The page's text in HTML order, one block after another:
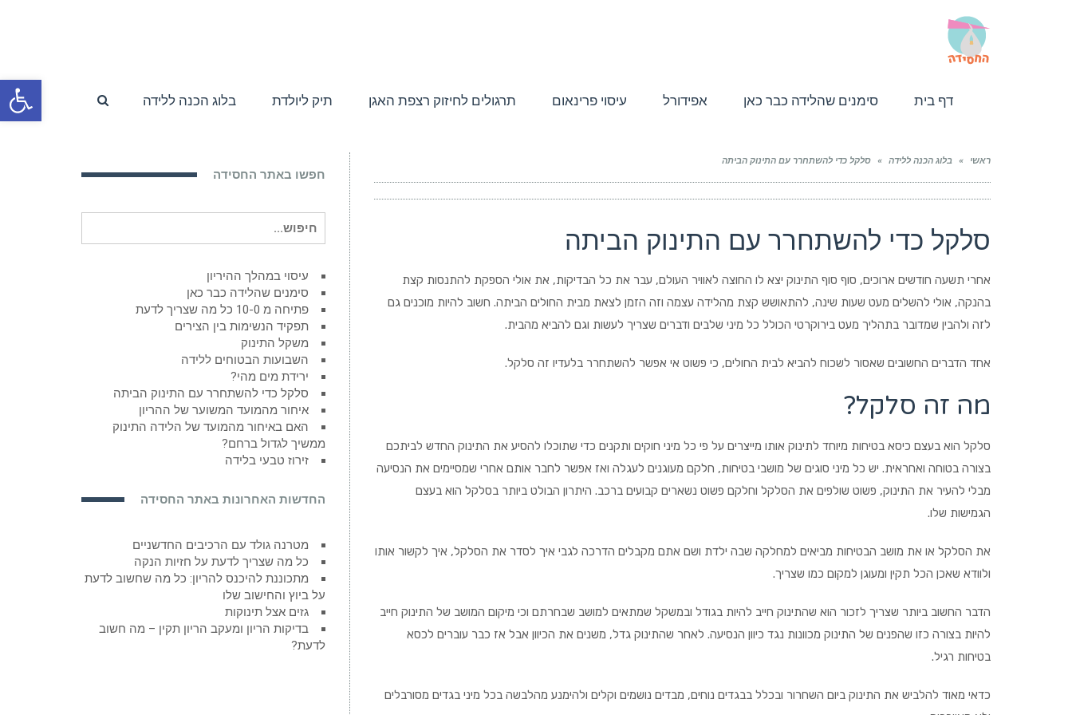
פתח דף בית סימנים שהלידה כבר כאן אפידורל עיסוי פרינאום תרגולים לחיזוק רצפת האגן תיק ליולדת בלוג הכנה ללידה
ראשי » בלוג הכנה ללידה » סלקל כדי להשתחרר עם התינוק הביתה
סלקל כדי להשתחרר עם התינוק הביתה
אחרי תשעה חודשים ארוכים, סוף סוף התינוק יצא לו החוצה לאוויר העולם, עבר את כל הבדיקות, את אולי הספקת להתנסות קצת
בהנקה, אולי להשלים מעט שעות שינה, להתאושש קצת מהלידה עצמה וזה הזמן לצאת מבית החולים הביתה. חשוב להיות מוכנים גם
לזה ולהבין שמדובר בתהליך מעט בירוקרטי הכולל כל מיני שלבים ודברים שצריך לעשות וגם להביא מהבית.
אחד הדברים החשובים שאסור לשכוח להביא לבית החולים, כי פשוט אי אפשר להשתחרר בלעדיו זה סלקל.
מה זה סלקל?
סלקל הוא בעצם כיסא בטיחות מיוחד לתינוק אותו מייצרים על פי כל מיני חוקים ותקנים כדי שתוכלו להסיע את התינוק החדש לביתכם
בצורה בטוחה ואחראית. יש כל מיני סוגים של מושבי בטיחות, חלקם מעוגנים לעגלה ואז אפשר לחבר אותם אחרי שמסיימים את הנסיעה
מבלי להעיר את התינוק, פשוט שולפים את הסלקל וחלקם פשוט נשארים קבועים ברכב. היתרון הבולט ביותר בסלקל הוא בעצם
הגמישות שלו.
את הסלקל או את מושב הבטיחות מביאים למחלקה שבה ילדת ושם אתם מקבלים הדרכה לגבי איך לסדר את הסלקל, איך לקשור אותו
ולוודא שאכן הכל תקין ומעוגן למקום כמו שצריך.
הדבר החשוב ביותר שצריך לזכור הוא שהתינוק חייב להיות בגודל ובמשקל שמתאים למושב שבחרתם וכי מיקום המושב של התינוק חייב
להיות בצורה כזו שהפנים של התינוק מכוונות נגד כיוון הנסיעה. לאחר שהתינוק גדל, משנים את הכיוון אבל אז כבר עוברים לכסא
בטיחות רגיל.
כדאי מאוד להלביש את התינוק ביום השחרור ובכלל בבגדים נוחים, מבדים נושמים וקלים ולהימנע מהלבשה בכל מיני בגדים מסורבלים
חפשו באתר החסידה
עבור:
עיסוי במהלך ההיריון
סימנים שהלידה כבר כאן
פתיחה מ 10-0 כל מה שצריך לדעת
תפקיד הנשימות בין הצירים
משקל התינוק
השבועות הבטוחים ללידה
ירידת מים מהי?
סלקל כדי להשתחרר עם התינוק הביתה
איחור מהמועד המשוער של ההריון
האם באיחור מהמועד של הלידה התינוק
ממשיך לגדול ברחם?
זירוז טבעי בלידה
החדשות האחרונות באתר החסידה
מטרנה גולד עם הרכיבים החדשניים
כל מה שצריך לדעת על חזיות הנקה
מתכוננת להיכנס להריון: כל מה שחשוב לדעת
על ביוץ והחישוב שלו
גזים אצל תינוקות
בדיקות הריון ומעקב הריון תקין – מה חשוב
לדעת?